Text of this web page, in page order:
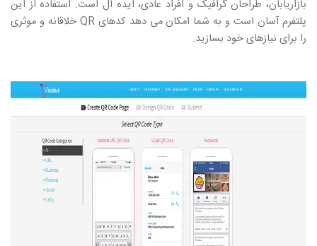
بازاریابان، طراحان گرافیک و افراد عادی، ایده آل است. استفاده از این
پلتفرم آسان است و به شما امکان می دهد کدهایQR خلاقانه و موثری
را برای نیازهای خود بسازید.